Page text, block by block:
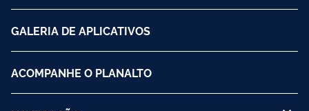
GALERIA DE APLICATIVOS
ACOMPANHE O PLANALTO